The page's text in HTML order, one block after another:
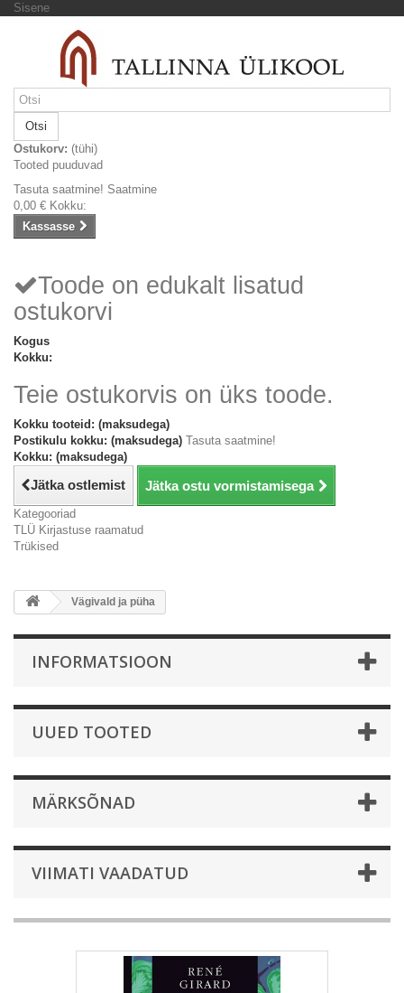
Sisene
Otsi
Ostukorv: (tühi)
Tooted puuduvad
Tasuta saatmine! Saatmine
0,00 € Kokku:
Kassasse
Toode on edukalt lisatud
ostukorvi
Kogus
Kokku:
Teie ostukorvis on üks toode.
Kokku tooteid: (maksudega)
Postikulu kokku: (maksudega) Tasuta saatmine!
Kokku: (maksudega)
Jätka ostlemist Jätka ostu vormistamisega
Kategooriad
TLÜ Kirjastuse raamatud
Trükised
Vägivald ja püha
INFORMATSIOON
UUED TOOTED
MÄRKSÕNAD
VIIMATI VAADATUD